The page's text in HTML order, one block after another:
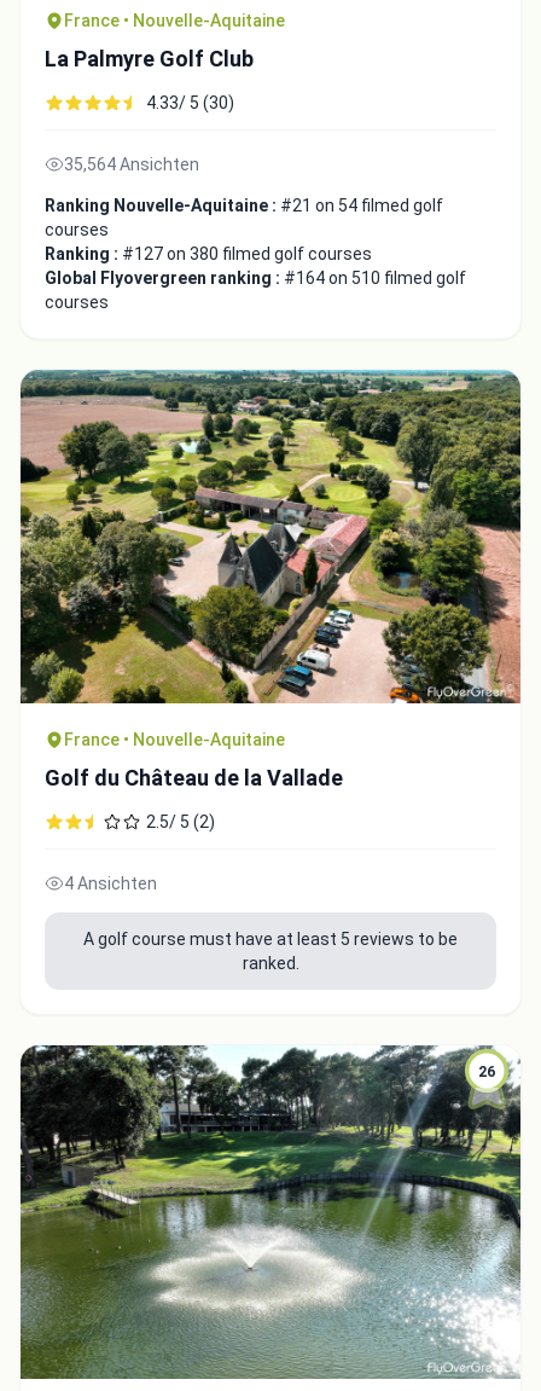
France • Nouvelle-Aquitaine
La Palmyre Golf Club
4.33/ 5 (30)
35,564 Ansichten
Ranking Nouvelle-Aquitaine : #21 on 54 filmed golf
courses
Ranking : #127 on 380 filmed golf courses
Global Flyovergreen ranking : #164 on 510 filmed golf
courses
France • Nouvelle-Aquitaine
Golf du Château de la Vallade
2.5/ 5 (2)
4 Ansichten
A golf course must have at least 5 reviews to be
ranked.
26
Integrate video
Video choice:
Copy to Clipboard